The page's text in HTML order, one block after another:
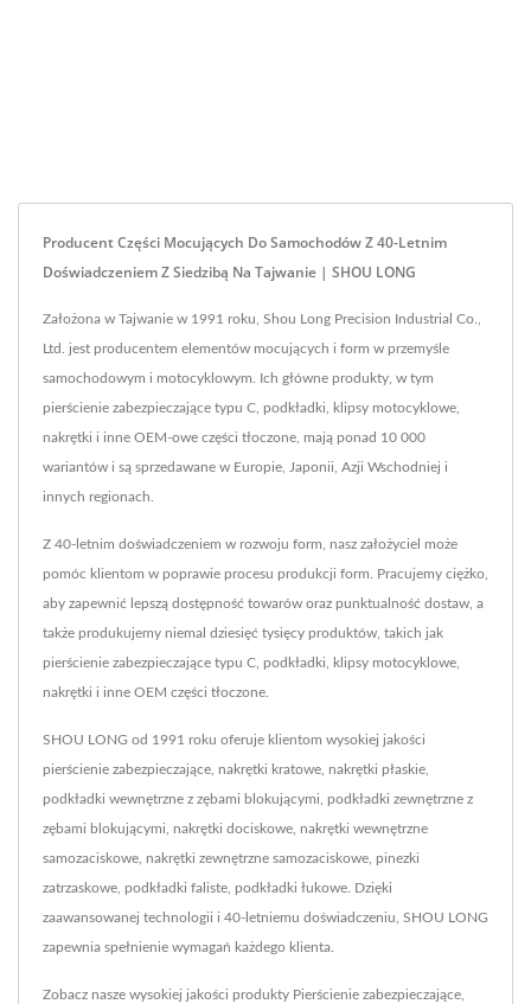
Producent Części Mocujących Do Samochodów Z 40-Letnim
Doświadczeniem Z Siedzibą Na Tajwanie | SHOU LONG
Założona w Tajwanie w 1991 roku, Shou Long Precision Industrial Co.,
Ltd. jest producentem elementów mocujących i form w przemyśle
samochodowym i motocyklowym. Ich główne produkty, w tym
pierścienie zabezpieczające typu C, podkładki, klipsy motocyklowe,
nakrętki i inne OEM-owe części tłoczone, mają ponad 10 000
wariantów i są sprzedawane w Europie, Japonii, Azji Wschodniej i
innych regionach.
Z 40-letnim doświadczeniem w rozwoju form, nasz założyciel może
pomóc klientom w poprawie procesu produkcji form. Pracujemy ciężko,
aby zapewnić lepszą dostępność towarów oraz punktualność dostaw, a
także produkujemy niemal dziesięć tysięcy produktów, takich jak
pierścienie zabezpieczające typu C, podkładki, klipsy motocyklowe,
nakrętki i inne OEM części tłoczone.
SHOU LONG od 1991 roku oferuje klientom wysokiej jakości
pierścienie zabezpieczające, nakrętki kratowe, nakrętki płaskie,
podkładki wewnętrzne z zębami blokującymi, podkładki zewnętrzne z
zębami blokującymi, nakrętki dociskowe, nakrętki wewnętrzne
samozaciskowe, nakrętki zewnętrzne samozaciskowe, pinezki
zatrzaskowe, podkładki faliste, podkładki łukowe. Dzięki
zaawansowanej technologii i 40-letniemu doświadczeniu, SHOU LONG
zapewnia spełnienie wymagań każdego klienta.
Zobacz nasze wysokiej jakości produkty Pierścienie zabezpieczające